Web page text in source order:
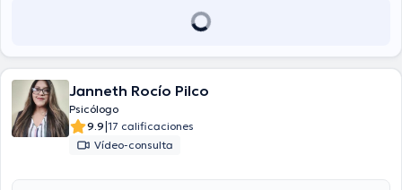
Janneth Rocío Pilco
Psicólogo
9.9|17 calificaciones
Vídeo-consulta